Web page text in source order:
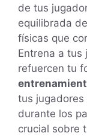
de tus
equilibrada
físicas que
Entrena a tus
refuercen tu
tus
durante los
crucial sobre